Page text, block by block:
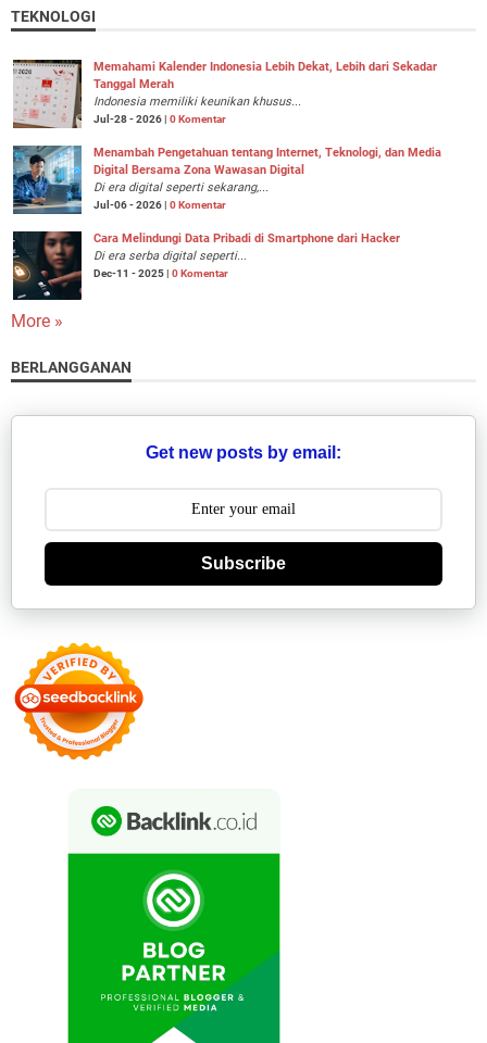
TEKNOLOGI
Memahami Kalender Indonesia Lebih Dekat, Lebih dari Sekadar
Tanggal Merah
Indonesia memiliki keunikan khusus...
Jul-28 - 2026 | 0 Komentar
Menambah Pengetahuan tentang Internet, Teknologi, dan Media
Digital Bersama Zona Wawasan Digital
Di era digital seperti sekarang,...
Jul-06 - 2026 | 0 Komentar
Cara Melindungi Data Pribadi di Smartphone dari Hacker
Di era serba digital seperti...
Dec-11 - 2025 | 0 Komentar
More »
BERLANGGANAN
Get new posts by email:
Subscribe